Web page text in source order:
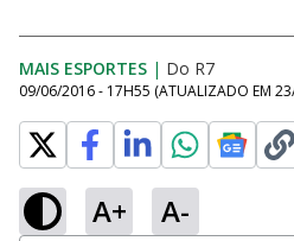
MAIS ESPORTES | Do R7
09/06/2016 - 17H55 (ATUALIZADO EM
A+ A-